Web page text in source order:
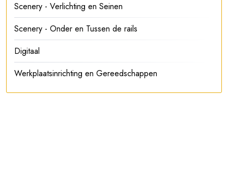
Scenery - Verlichting en Seinen
Scenery - Onder en Tussen de rails
Digitaal
Werkplaatsinrichting en Gereedschappen